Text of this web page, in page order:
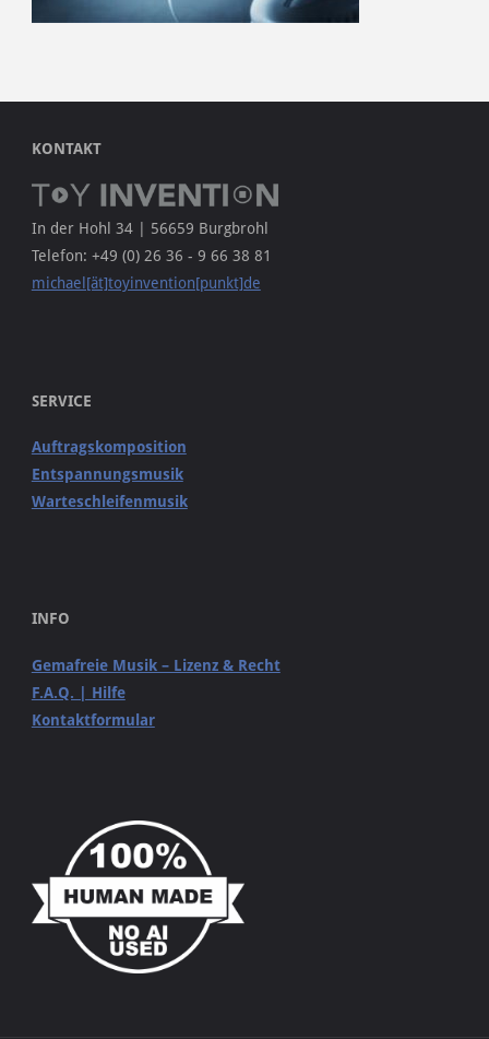
KONTAKT
In der Hohl 34 | 56659 Burgbrohl
Telefon: +49 (0) 26 36 - 9 66 38 81
michael[ät]toyinvention[punkt]de
SERVICE
Auftragskomposition
Entspannungsmusik
Warteschleifenmusik
INFO
Gemafreie Musik – Lizenz & Recht
F.A.Q. | Hilfe
Kontaktformular